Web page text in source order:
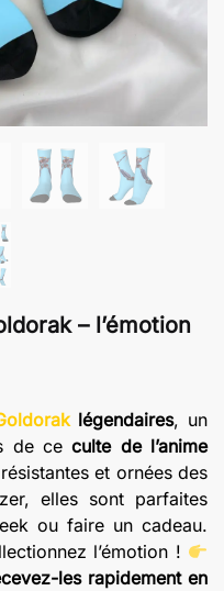
– l’émotion
légendaires, un
de ceculte de l’anime
et ornées des
elles sont parfaites
ou faire un cadeau.
l’émotion !
les rapidement en